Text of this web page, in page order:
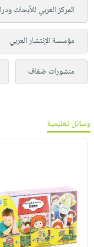
المركز العربي للأبحاث
مؤسسة الإنتشار العربي
منشورات ضفاف
وسائل تعليمية